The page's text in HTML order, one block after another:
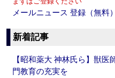
メールニュース 登録（無料）
新着記事
【昭和薬大 神林氏ら】獣医
門教育の充実を